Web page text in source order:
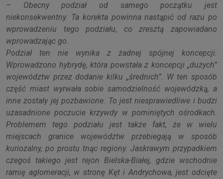
– Obecny podział od samego początku jest
niekonsekwentny. Ta korekta powinna nastąpić od razu po
wprowadzeniu tego podziału, co zresztą zapowiadano
wprowadzając go.
Podział ten nie wynika z żadnej spójnej koncepcji.
Wprowadzono hybrydę, która powstała z koncepcji „dużych”
województw przez dodanie kilku „średnich”. W ten sposób
część miast wyrwała sobie samodzielność wojewódzką, a
inne zostały jej pozbawione. To jest niesprawiedliwe i budzi
uzasadnione poczucie krzywdy w pominiętych ośrodkach.
Problemem tego podziału jest także fakt, że w wielu
miejscach granice województw przebiegają w sposób
kuriozalny, po prostu tnąc regiony. Jaskrawym przypadkiem
czegoś takiego jest rejon Bielska-Białej, gdzie wschodnie
ramię aglomeracji, w stronę Kęt i Andrychowa, jest odcięte